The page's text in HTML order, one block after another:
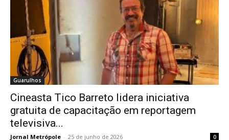
Guarulhos
Cineasta Tico Barreto lidera iniciativa
gratuita de capacitação em reportagem
televisiva...
Jornal Metrópole - 25 de junho de 2026 0